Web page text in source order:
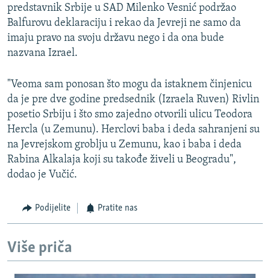
predstavnik Srbije u SAD Milenko Vesnić podržao
Balfurovu deklaraciju i rekao da Jevreji ne samo da
imaju pravo na svoju državu nego i da ona bude
nazvana Izrael.
"Veoma sam ponosan što mogu da istaknem činjenicu
da je pre dve godine predsednik (Izraela Ruven) Rivlin
posetio Srbiju i što smo zajedno otvorili ulicu Teodora
Hercla (u Zemunu). Herclovi baba i deda sahranjeni su
na Jevrejskom groblju u Zemunu, kao i baba i deda
Rabina Alkalaja koji su takođe živeli u Beogradu",
dodao je Vučić.
Podijelite Pratite nas
Više priča